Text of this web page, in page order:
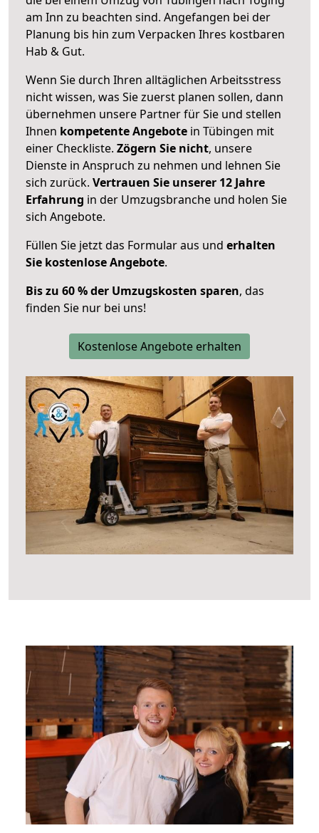
am Inn zu beachten sind. Angefangen bei der
Planung bis hin zum Verpacken Ihres kostbaren
Hab & Gut.
Wenn Sie durch Ihren alltäglichen Arbeitsstress
nicht wissen, was Sie zuerst planen sollen, dann
übernehmen unsere Partner für Sie und stellen
Ihnen kompetente Angebote in Tübingen mit
einer Checkliste. Zögern Sie nicht, unsere
Dienste in Anspruch zu nehmen und lehnen Sie
sich zurück. Vertrauen Sie unserer 12 Jahre
Erfahrung in der Umzugsbranche und holen Sie
sich Angebote.
Füllen Sie jetzt das Formular aus und erhalten
Sie kostenlose Angebote.
Bis zu 60 % der Umzugskosten sparen, das
finden Sie nur bei uns!
Kostenlose Angebote erhalten